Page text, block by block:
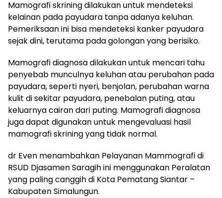
Mamografi skrining dilakukan untuk mendeteksi
kelainan pada payudara tanpa adanya keluhan.
Pemeriksaan ini bisa mendeteksi kanker payudara
sejak dini, terutama pada golongan yang berisiko.
Mamografi diagnosa dilakukan untuk mencari tahu
penyebab munculnya keluhan atau perubahan pada
payudara, seperti nyeri, benjolan, perubahan warna
kulit di sekitar payudara, penebalan puting, atau
keluarnya cairan dari puting. Mamografi diagnosa
juga dapat digunakan untuk mengevaluasi hasil
mamografi skrining yang tidak normal.
dr Even menambahkan Pelayanan Mammografi di
RSUD Djasamen Saragih ini menggunakan Peralatan
yang paling canggih di Kota Pematang Siantar –
Kabupaten Simalungun.